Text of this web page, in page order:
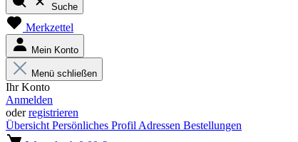
Suche
Merkzettel
Mein Konto
Menü schließen
Ihr Konto
Anmelden
oderregistrieren
Übersicht Persönliches Profil Adressen Bestellungen